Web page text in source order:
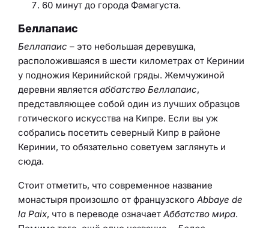
60 минут до города Фамагуста.
Беллапаис
Беллапаис – это небольшая деревушка,
расположившаяся в шести километрах от Керинии
у подножия Керинийской гряды. Жемчужиной
деревни является аббатство Беллапаис,
представляющее собой один из лучших образцов
готического искусства на Кипре. Если вы уж
собрались посетить северный Кипр в районе
Керинии, то обязательно советуем заглянуть и
сюда.
Стоит отметить, что современное название
монастыря произошло от французского Abbaye de
la Paix, что в переводе означает Аббатство мира.